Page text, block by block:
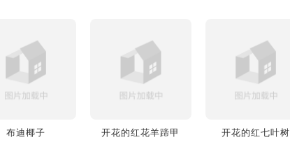
布迪椰子 开花的红花羊蹄甲 开花的红七叶树